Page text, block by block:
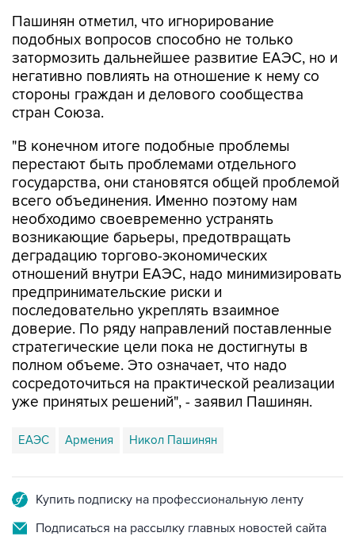
Пашинян отметил, что игнорирование
подобных вопросов способно не только
затормозить дальнейшее развитие ЕАЭС, но и
негативно повлиять на отношение к нему со
стороны граждан и делового сообщества
стран Союза.
"В конечном итоге подобные проблемы
перестают быть проблемами отдельного
государства, они становятся общей проблемой
всего объединения. Именно поэтому нам
необходимо своевременно устранять
возникающие барьеры, предотвращать
деградацию торгово-экономических
отношений внутри ЕАЭС, надо минимизировать
предпринимательские риски и
последовательно укреплять взаимное
доверие. По ряду направлений поставленные
стратегические цели пока не достигнуты в
полном объеме. Это означает, что надо
сосредоточиться на практической реализации
уже принятых решений", - заявил Пашинян.
ЕАЭС Армения Никол Пашинян
Купить подписку на профессиональную ленту
Подписаться на рассылку главных новостей сайта